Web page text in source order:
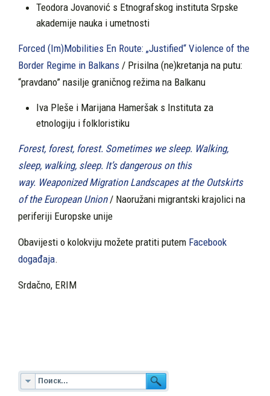
Teodora Jovanović s Etnografskog instituta Srpske
akademije nauka i umetnosti
Forced (Im)Mobilities En Route: „Justified“ Violence of the
Border Regime in Balkans / Prisilna (ne)kretanja na putu:
“pravdano” nasilje graničnog režima na Balkanu
Iva Pleše i Marijana Hameršak s Instituta za
etnologiju i folkloristiku
Forest, forest, forest. Sometimes we sleep. Walking,
sleep, walking, sleep. It’s dangerous on this
way. Weaponized Migration Landscapes at the Outskirts
of the European Union/ Naoružani migrantski krajolici na
periferiji Europske unije
Obavijesti o kolokviju možete pratiti putem Facebook
događaja.
Srdačno, ERIM